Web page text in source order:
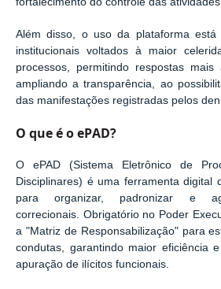
Além disso, o uso da plataforma está
institucionais voltados à maior
processos, permitindo respostas
ampliando a transparência, ao
das manifestações registradas pelos
O que é o ePAD?
O ePAD (Sistema Eletrônico de
Disciplinares) é uma ferramenta digital
para organizar, padronizar e
correcionais. Obrigatório no Poder
a "Matriz de Responsabilização" para
condutas, garantindo maior eficiência
apuração de ilícitos funcionais.